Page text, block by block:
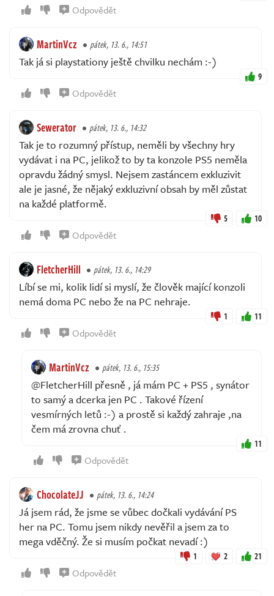
Odpovědět
MartinVcz pátek, 13. 6., 14:51
Tak já si playstationy ještě chvilku nechám :-)
9
Odpovědět
Sewerator pátek, 13. 6., 14:32
Tak je to rozumný přístup, neměli by všechny hry
vydávat i na PC, jelikož to by ta konzole PS5 neměla
opravdu žádný smysl. Nejsem zastáncem exkluzivit
ale je jasné, že nějaký exkluzivní obsah by měl zůstat
na každé platformě.
5 10
Odpovědět
FletcherHill pátek, 13. 6., 14:29
Líbí se mi, kolik lidí si myslí, že člověk mající konzoli
nemá doma PC nebo že na PC nehraje.
1 11
Odpovědět
MartinVcz pátek, 13. 6., 15:35
@FletcherHill přesně , já mám PC + PS5 , synátor
to samý a dcerka jen PC . Takové řízení
vesmírných letů :-) a prostě si každý zahraje ,na
čem má zrovna chuť .
11
Odpovědět
ChocolateJJ pátek, 13. 6., 14:24
Já jsem rád, že jsme se vůbec dočkali vydávání PS
her na PC. Tomu jsem nikdy nevěřil a jsem za to
mega vděčný. Že si musím počkat nevadí :)
1 2 21
Odpovědět